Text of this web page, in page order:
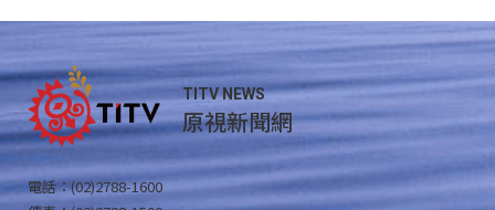
TITV NEWS
原視新聞網
電話：(02)2788-1600